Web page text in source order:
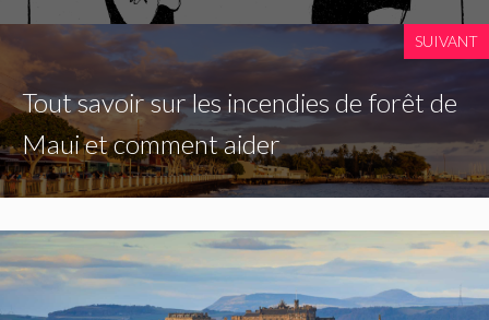
SUIVANT
Tout savoir sur les incendies de forêt de
Maui et comment aider